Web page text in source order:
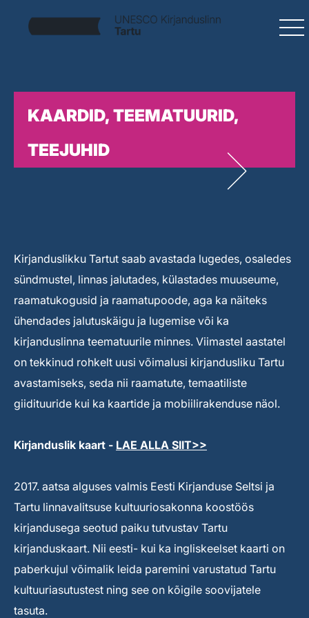
KAARDID, TEEMATUURID,
TEEJUHID
Kirjanduslikku Tartut saab avastada lugedes, osaledes
sündmustel, linnas jalutades, külastades muuseume,
raamatukogusid ja raamatupoode, aga ka näiteks
ühendades jalutuskäigu ja lugemise või ka
kirjanduslinna teematuurile minnes. Viimastel aastatel
on tekkinud rohkelt uusi võimalusi kirjandusliku Tartu
avastamiseks, seda nii raamatute, temaatiliste
giidituuride kui ka kaartide ja mobiilirakenduse näol.
Kirjanduslik kaart - LAE ALLA SIIT>>
2017. aatsa alguses valmis Eesti Kirjanduse Seltsi ja
Tartu linnavalitsuse kultuuriosakonna koostöös
kirjandusega seotud paiku tutvustav Tartu
kirjanduskaart. Nii eesti- kui ka ingliskeelset kaarti on
paberkujul võimalik leida paremini varustatud Tartu
kultuuriasutustest ning see on kõigile soovijatele
tasuta.